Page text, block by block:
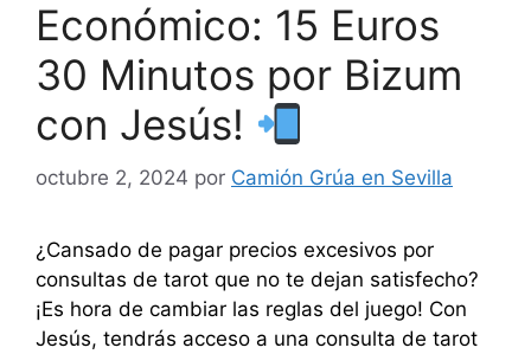
Económico: 15 Euros
30 Minutos por Bizum
con Jesús!
octubre 2, 2024 por Camión Grúa en Sevilla
¿Cansado de pagar precios excesivos por
consultas de tarot que no te dejan satisfecho?
¡Es hora de cambiar las reglas del juego! Con
Jesús, tendrás acceso a una consulta de tarot